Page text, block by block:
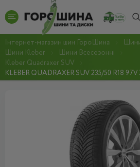
Інтернет-магазин шин ГороШина
Шини Kleber
Шини Всесезонні
Kleber Quadraxer SUV
KLEBER QUADRAXER SUV 235/50 R18 97V